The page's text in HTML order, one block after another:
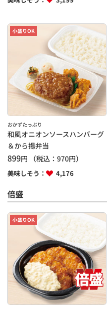
小盛りOK
おかずたっぷり
和風オニオンソースハンバーグ
＆から揚弁当
899円 （税込： 970円）
美味しそう： 4,176
倍盛
小盛りOK